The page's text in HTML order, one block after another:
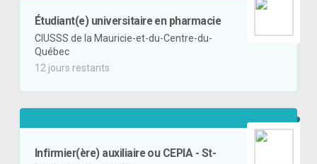
Étudiant(e) universitaire en pharmacie
CIUSSS de la Mauricie-et-du-Centre-du-
Québec
12 jours restants
Infirmier(ère) auxiliaire ou CEPIA - St-